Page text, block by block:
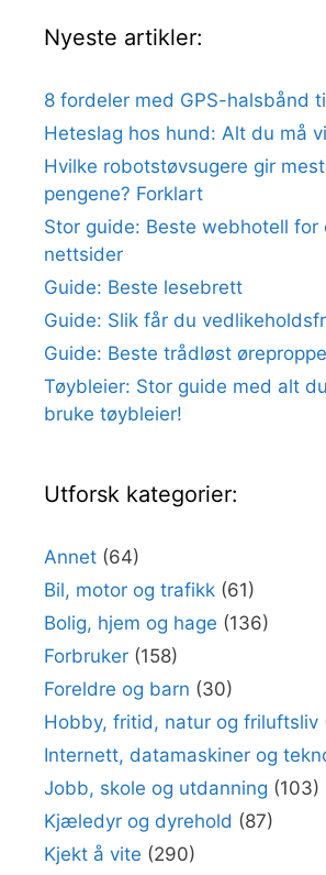
Nyeste artikler:
8 fordeler med GPS-halsbånd
Heteslag hos hund: Alt du må
Hvilke robotstøvsugere gir
pengene? Forklart
Stor guide: Beste webhotell for
nettsider
Guide: Beste lesebrett
Guide: Slik får du
Guide: Beste trådløst
Tøybleier: Stor guide med alt
bruke tøybleier!
Utforsk kategorier:
Annet (64)
Bil, motor og trafikk (61)
Bolig, hjem og hage (136)
Forbruker (158)
Foreldre og barn (30)
Hobby, fritid, natur og friluftsliv
Internett, datamaskiner og
Jobb, skole og utdanning (103)
Kjæledyr og dyrehold (87)
Kjekt å vite (290)